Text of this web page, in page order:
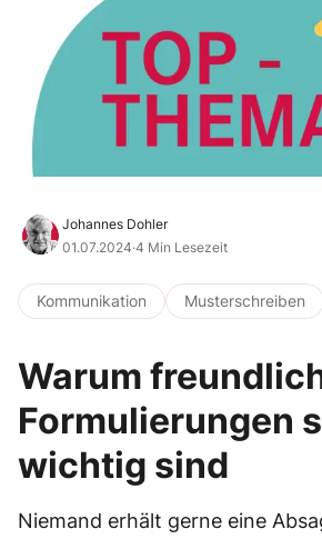
Johannes Dohler
01.07.2024·4 Min Lesezeit
Kommunikation Musterschreiben
Warum
Formulierungen
wichtig sind
Niemand erhält gerne eine